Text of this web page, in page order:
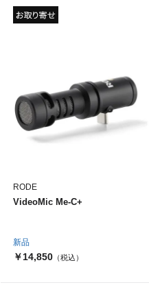
新品
RODE
VideoMic Me-C+
￥14,850 （税込）